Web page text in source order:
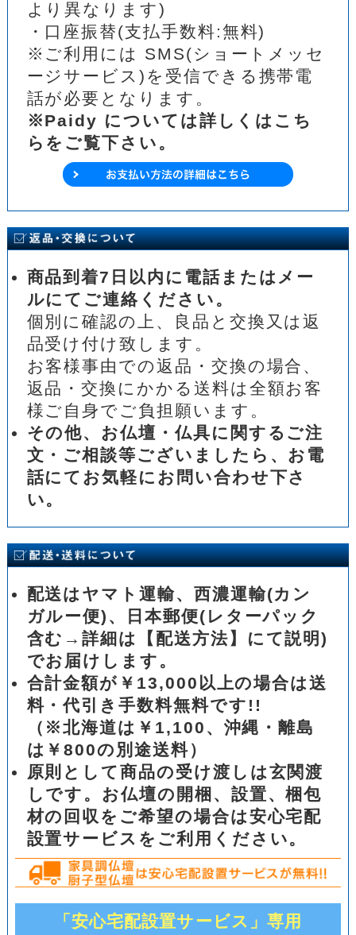
より異なります)
・口座振替(支払手数料:無料)
※ご利用には SMS(ショートメッセ
ージサービス)を受信できる携帯電
話が必要となります。
※Paidy については詳しくはこち
らをご覧下さい。
商品到着7日以内に電話またはメー
ルにてご連絡ください。
個別に確認の上、良品と交換又は返
品受け付け致します。
お客様事由での返品・交換の場合、
返品・交換にかかる送料は全額お客
様ご自身でご負担願います。
その他、お仏壇・仏具に関するご注
文・ご相談等ございましたら、お電
話にてお気軽にお問い合わせ下さ
い。
配送はヤマト運輸、西濃運輸(カン
ガルー便)、日本郵便(レターパック
含む→詳細は【配送方法】にて説明)
でお届けします。
合計金額が￥13,000以上の場合は送
料・代引き手数料無料です!!
（※北海道は￥1,100、沖縄・離島
は￥800の別途送料）
原則として商品の受け渡しは玄関渡
しです。お仏壇の開梱、設置、梱包
材の回収をご希望の場合は安心宅配
設置サービスをご利用ください。
「安心宅配設置サービス」専用